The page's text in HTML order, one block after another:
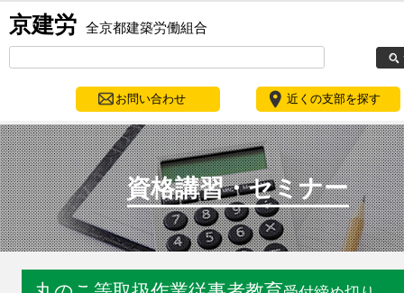
京建労 全京都建築労働組合
お問い合わせ 近くの支部を探す
資格講習・セミナー